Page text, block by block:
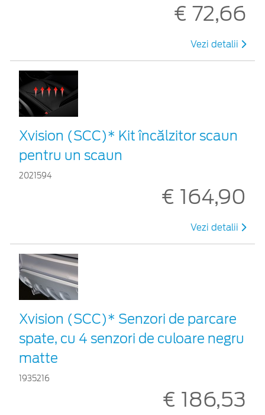
€ 72,66
Vezi detalii
Xvision (SCC)* Kit încălzitor scaun
pentru un scaun
2021594
€ 164,90
Vezi detalii
Xvision (SCC)* Senzori de parcare
spate, cu 4 senzori de culoare negru
matte
1935216
€ 186,53